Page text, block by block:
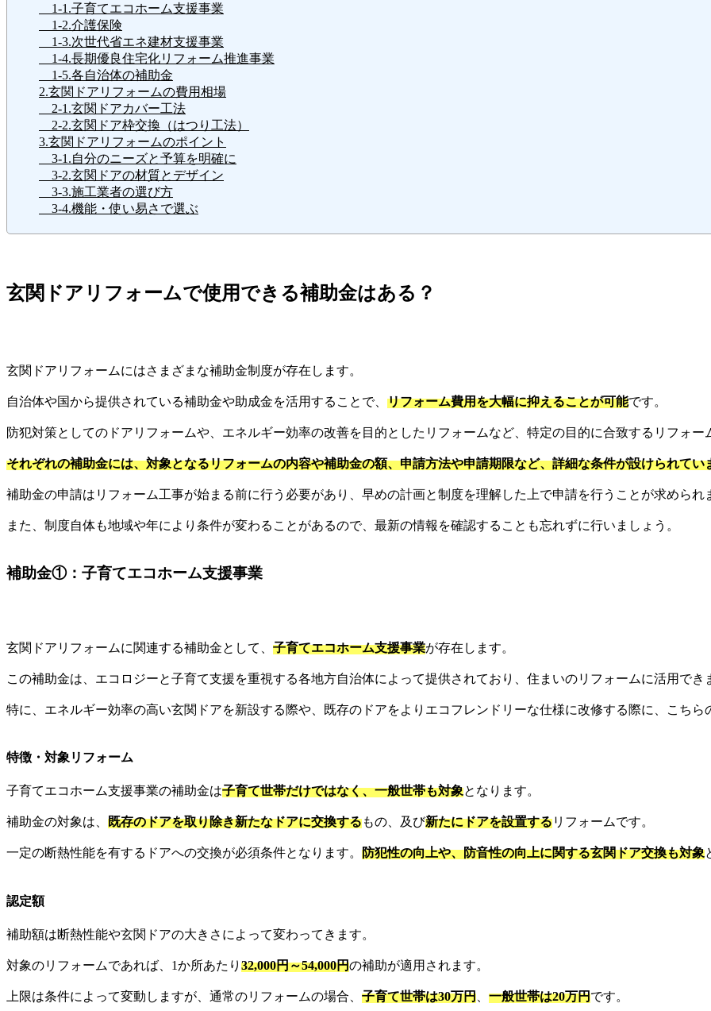
1-1.子育てエコホーム支援事業
1-2.介護保険
1-3.次世代省エネ建材支援事業
1-4.長期優良住宅化リフォーム推進事業
1-5.各自治体の補助金
2.玄関ドアリフォームの費用相場
2-1.玄関ドアカバー工法
2-2.玄関ドア枠交換（はつり工法）
3.玄関ドアリフォームのポイント
3-1.自分のニーズと予算を明確に
3-2.玄関ドアの材質とデザイン
3-3.施工業者の選び方
3-4.機能・使い易さで選ぶ
玄関ドアリフォームで使用できる補助金はある？
玄関ドアリフォームにはさまざまな補助金制度が存在します。
自治体や国から提供されている補助金や助成金を活用することで、 リフォーム費用を大幅に抑えることが可能です。
防犯対策としてのドアリフォームや、エネルギー効率の改善を目的としたリフォームなど、特定の目的に合致するリフォー
それぞれの補助金には、対象となるリフォームの内容や補助金の額、申請方法や申請期限など、詳細な条件が設けられてい
補助金の申請はリフォーム工事が始まる前に行う必要があり、早めの計画と制度を理解した上で申請を行うことが求められ
また、制度自体も地域や年により条件が変わることがあるので、最新の情報を確認することも忘れずに行いましょう。
補助金①：子育てエコホーム支援事業
玄関ドアリフォームに関連する補助金として、 子育てエコホーム支援事業が存在します。
この補助金は、エコロジーと子育て支援を重視する各地方自治体によって提供されており、住まいのリフォームに活用でき
特に、エネルギー効率の高い玄関ドアを新設する際や、既存のドアをよりエコフレンドリーな仕様に改修する際に、こちら
特徴・対象リフォーム
子育てエコホーム支援事業の補助金は子育て世帯だけではなく、一般世帯も対象となります。
補助金の対象は、 既存のドアを取り除き新たなドアに交換するもの、及び新たにドアを設置するリフォームです。
一定の断熱性能を有するドアへの交換が必須条件となります。 防犯性の向上や、防音性の向上に関する玄関ドア交換も対象
認定額
補助額は断熱性能や玄関ドアの大きさによって変わってきます。
対象のリフォームであれば、1か所あたり 32,000円～54,000円の補助が適用されます。
上限は条件によって変動しますが、通常のリフォームの場合、 子育て世帯は30万円 一般世帯は20万円です。